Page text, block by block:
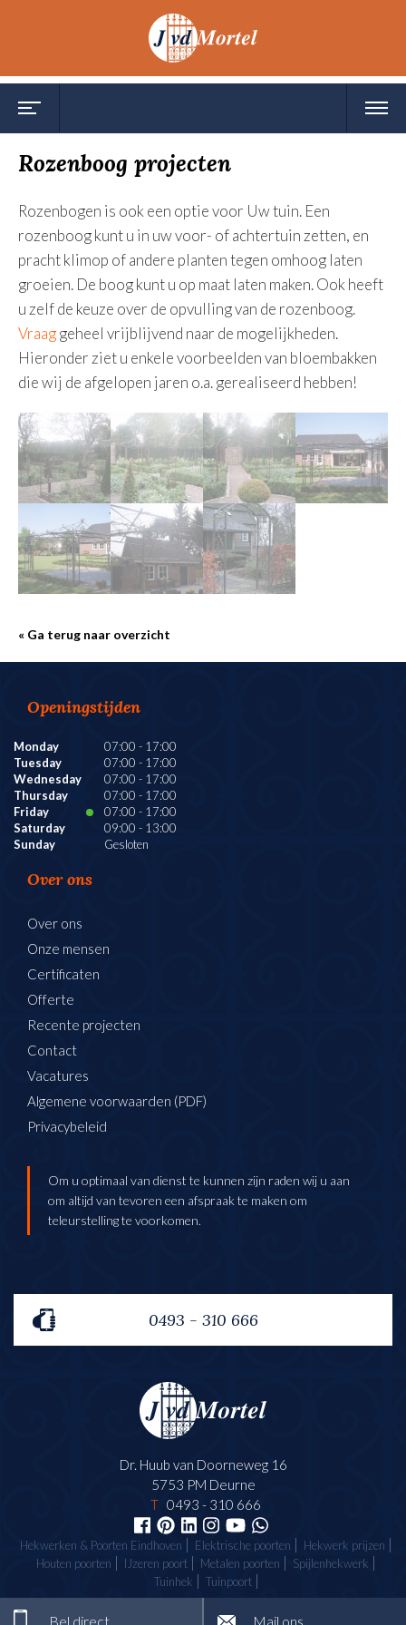
Toggle
Rozenboog projecten
Rozenbogen is ook een optie voor Uw tuin. Een
rozenboog kunt u in uw voor- of achtertuin zetten, en
pracht klimop of andere planten tegen omhoog laten
groeien. De boog kunt u op maat laten maken. Ook heeft
u zelf de keuze over de opvulling van de rozenboog.
Vraaggeheel vrijblijvend naar de mogelijkheden.
Hieronder ziet u enkele voorbeelden van bloembakken
die wij de afgelopen jaren o.a. gerealiseerd hebben!
« Ga terug naar overzicht
Openingstijden
Monday 07:00 - 17:00
Tuesday
07:00 - 17:00
Wednesday
07:00 - 17:00
Thursday
07:00 - 17:00
Friday
07:00 - 17:00
Saturday
09:00 - 13:00
Sunday
Gesloten
Over ons
Over ons
Onze mensen
Certificaten
Offerte
Recente projecten
Contact
Vacatures
Algemene voorwaarden (PDF)
Privacybeleid
Om u optimaal van dienst te kunnen zijn raden wij u aan
om altijd van tevoren een afspraak te maken om
teleurstelling te voorkomen.
0493 - 310 666
Dr. Huub van Doorneweg 16
5753 PM Deurne
T 0493 - 310 666
Hekwerken & Poorten Eindhoven Elektrische poorten
Hekwerk prijzen
Houten poorten
IJzeren poort Metalen poorten
Spijlenhekwerk
Tuinhek
Tuinpoort
Bel direct Mail ons